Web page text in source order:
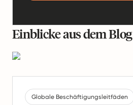
Einblicke aus dem Blog
Globale Beschäftigungsleitfäden